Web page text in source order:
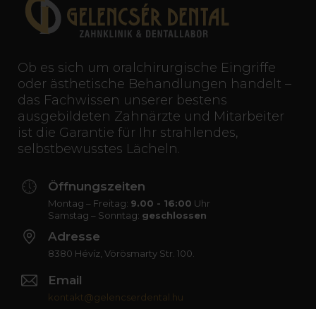
Ob es sich um oralchirurgische Eingriffe
oder ästhetische Behandlungen handelt –
das Fachwissen unserer bestens
ausgebildeten Zahnärzte und Mitarbeiter
ist die Garantie für Ihr strahlendes,
selbstbewusstes Lächeln.
Öffnungszeiten
Montag – Freitag: 9.00 - 16:00 Uhr
Samstag – Sonntag: geschlossen
Adresse
8380 Hévíz, Vörösmarty Str. 100.
Email
kontakt@gelencserdental.hu